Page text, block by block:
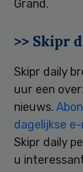
Grand.
>> Skipr
Skipr daily
uur een
nieuws.
dagelijkse
Skipr daily
u